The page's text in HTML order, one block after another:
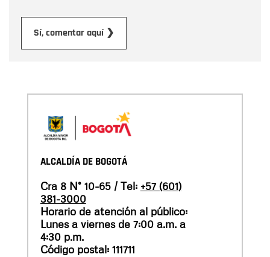
Sí, comentar aquí ❯
ALCALDÍA DE BOGOTÁ
Cra 8 N° 10-65 / Tel: +57 (601)
381-3000
Horario de atención al público:
Lunes a viernes de 7:00 a.m. a
4:30 p.m.
Código postal: 111711